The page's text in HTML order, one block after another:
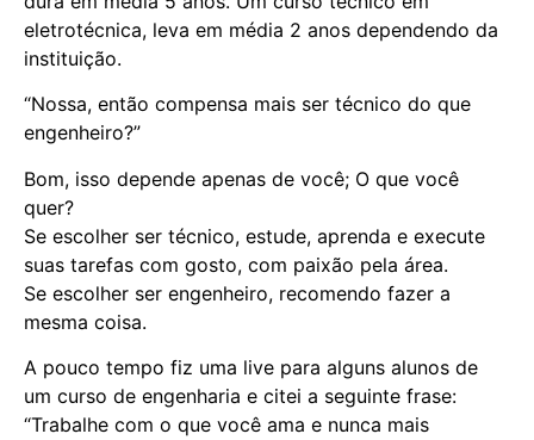
eletrotécnica, leva em média 2 anos dependendo da
instituição.
“Nossa, então compensa mais ser técnico do que
engenheiro?”
Bom, isso depende apenas de você; O que você
quer?
Se escolher ser técnico, estude, aprenda e execute
suas tarefas com gosto, com paixão pela área.
Se escolher ser engenheiro, recomendo fazer a
mesma coisa.
A pouco tempo fiz uma live para alguns alunos de
um curso de engenharia e citei a seguinte frase:
“Trabalhe com o que você ama e nunca mais